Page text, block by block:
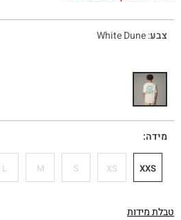
צבע:
White Dune
מידה
XXS
XS
S
M
L
טבלת מידות